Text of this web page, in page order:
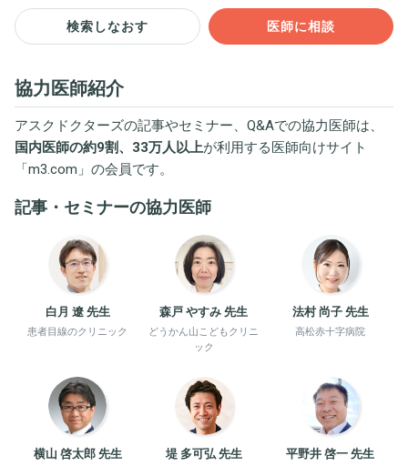
検索しなおす 医師に相談
協力医師紹介
アスクドクターズの記事やセミナー、Q&Aでの協力医師は、
国内医師の約9割、33万人以上が利用する医師向けサイト
「m3.com 」の会員です。
記事・セミナーの協力医師
白月 遼 先生
患者目線のクリニック
森戸 やすみ 先生
どうかん山こどもクリニ
ック
法村 尚子 先生
高松赤十字病院
横山 啓太郎 先生 堤 多可弘 先生 平野井 啓一 先生